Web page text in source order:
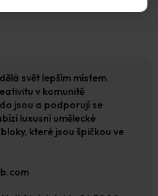
svět lepším místem.
v komunitě
jsou a podporují se
luxusní umělecké
které jsou špičkou ve